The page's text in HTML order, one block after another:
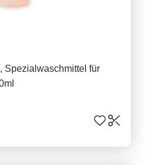
Spezialwaschmittel für